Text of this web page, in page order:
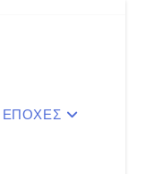
ΕΠΟΧΕΣ